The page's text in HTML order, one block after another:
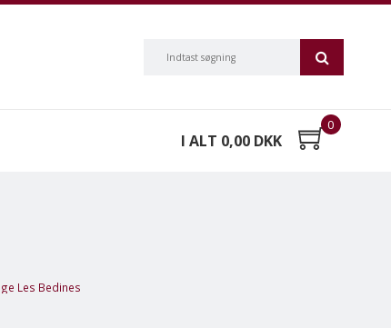
I ALT 0,00 DKK
0
Les Bedines